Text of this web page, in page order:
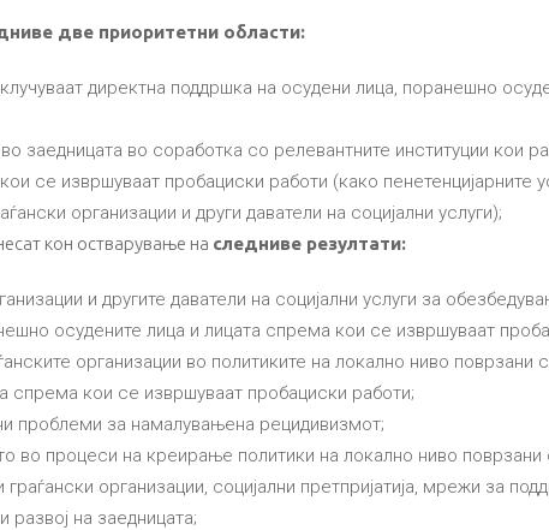
две приоритетни области:
директна поддршка на осудени лица, поранешно
заедницата во соработка со релевантните институции кои
се извршуваат пробациски работи (како пенетенцијарните
организации и други даватели на социјални услуги);
кон остварување на следниве резултати:
и другите даватели на социјални услуги за
осудените лица и лицата спрема кои се извршуваат
организации во политиките на локално ниво поврзани
спрема кои се извршуваат пробациски работи;
проблеми за намалувањена рецидивизмот;
во процеси на креирање политики на локално ниво
организации, социјални претпријатија, мрежи за
развој на заедницата;